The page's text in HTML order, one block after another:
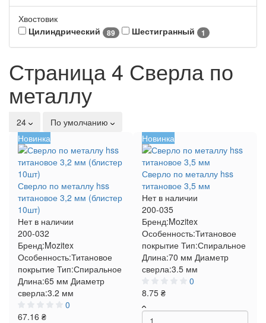
Хвостовик
Цилиндрический
89 Шестигранный 1
Страница 4 Сверла по
металлу
24
По умолчанию
Новинка
Сверло по металлу hss
титановое 3,2 мм (блистер
10шт)
Нет в наличии
200-032
Бренд:Mozitex
Особенность:Титановое
покрытие Тип:Спиральное
Длина:65 мм Диаметр
сверла:3.2 мм
0
67.16 ₴
Новинка
Сверло по металлу hss
титановое 3,5 мм
Нет в наличии
200-035
Бренд:Mozitex
Особенность:Титановое
покрытие Тип:Спиральное
Длина:70 мм Диаметр
сверла:3.5 мм
0
8.75 ₴